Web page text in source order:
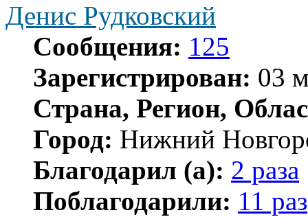
Денис Рудковский
Сообщения: 125
Зарегистрирован: 03
Страна, Регион,
Город: Нижний
Благодарил (а): 2 раза
Поблагодарили: 11 раз